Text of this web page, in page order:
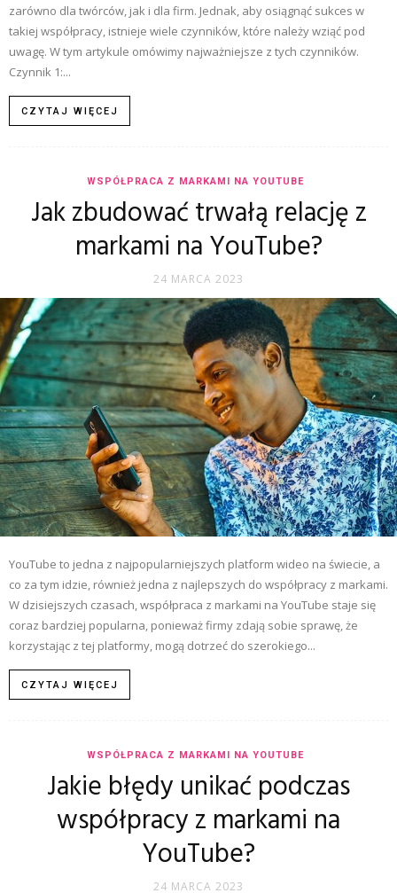
zarówno dla twórców, jak i dla firm. Jednak, aby osiągnąć sukces w
takiej współpracy, istnieje wiele czynników, które należy wziąć pod
uwagę. W tym artykule omówimy najważniejsze z tych czynników.
Czynnik 1:...
CZYTAJ WIĘCEJ
WSPÓŁPRACA Z MARKAMI NA YOUTUBE
Jak zbudować trwałą relację z
markami na YouTube?
24 MARCA 2023
YouTube to jedna z najpopularniejszych platform wideo na świecie, a
co za tym idzie, również jedna z najlepszych do współpracy z markami.
W dzisiejszych czasach, współpraca z markami na YouTube staje się
coraz bardziej popularna, ponieważ firmy zdają sobie sprawę, że
korzystając z tej platformy, mogą dotrzeć do szerokiego...
CZYTAJ WIĘCEJ
WSPÓŁPRACA Z MARKAMI NA YOUTUBE
Jakie błędy unikać podczas
współpracy z markami na
YouTube?
24 MARCA 2023